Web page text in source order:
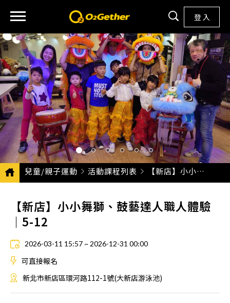
登 入
兒童/親子運動 活動課程列表 CURRENT: 【新店】小小舞獅、鼓藝達人職人體驗｜5-12
【新店】小小舞獅、鼓藝達人職人體驗
｜5-12
2026-03-11 15:57 ~ 2026-12-31 00:00
可直接報名
新北市新店區環河路112-1號(大新店游泳池)